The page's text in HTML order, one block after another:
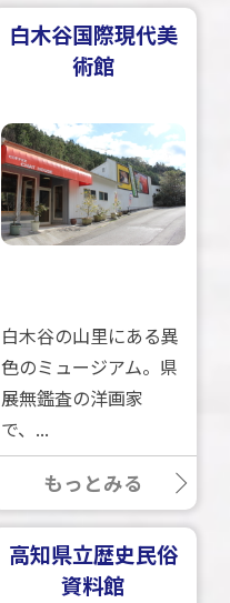
白木谷国際現代美
術館
白木谷の山里にある異
色のミュージアム。県
展無鑑査の洋画家
で、...
もっとみる
高知県立歴史民俗
資料館